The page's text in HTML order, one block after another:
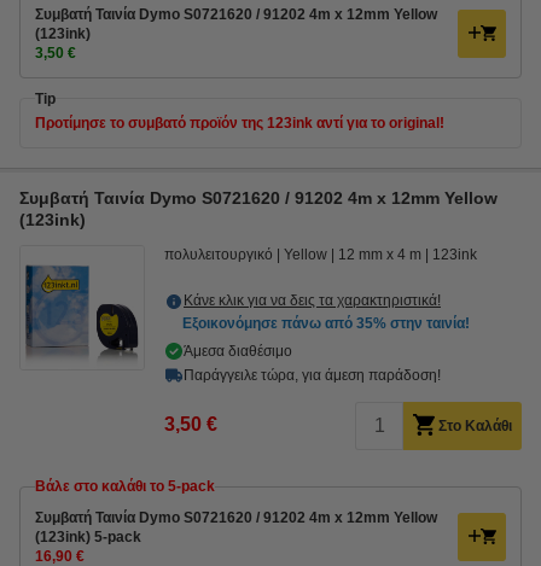
Συμβατή Ταινία Dymo S0721620 / 91202 4m x 12mm Yellow
(123ink)
3,50 €
Tip
Προτίμησε το συμβατό προϊόν της 123ink αντί για το original!
Συμβατή Ταινία Dymo S0721620 / 91202 4m x 12mm Yellow
(123ink)
πολυλειτουργικό Yellow 12 mm x 4 m 123ink
Κάνε κλικ για να δεις τα χαρακτηριστικά!
Εξοικονόμησε πάνω από 35% στην ταινία!
Άμεσα διαθέσιμο
Παράγγειλε τώρα, για άμεση παράδοση!
3,50 € Στο Καλάθι
Βάλε στο καλάθι το 5-pack
Συμβατή Ταινία Dymo S0721620 / 91202 4m x 12mm Yellow
(123ink) 5-pack
16,90 €